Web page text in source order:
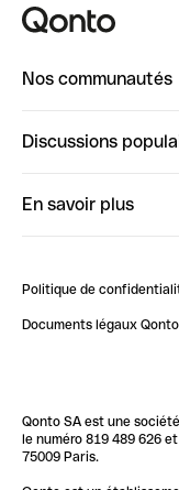
Nos communautés
ClubQonto
Discussions
Impact de l'IA sur
En savoir plus
Blog
Newsroom
Glossaire finance
Politique de
Documents légaux Qonto
Qonto SA est une
le numéro 819 489 626
75009 Paris.